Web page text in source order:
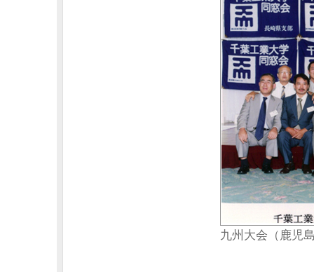
九州大会（鹿児